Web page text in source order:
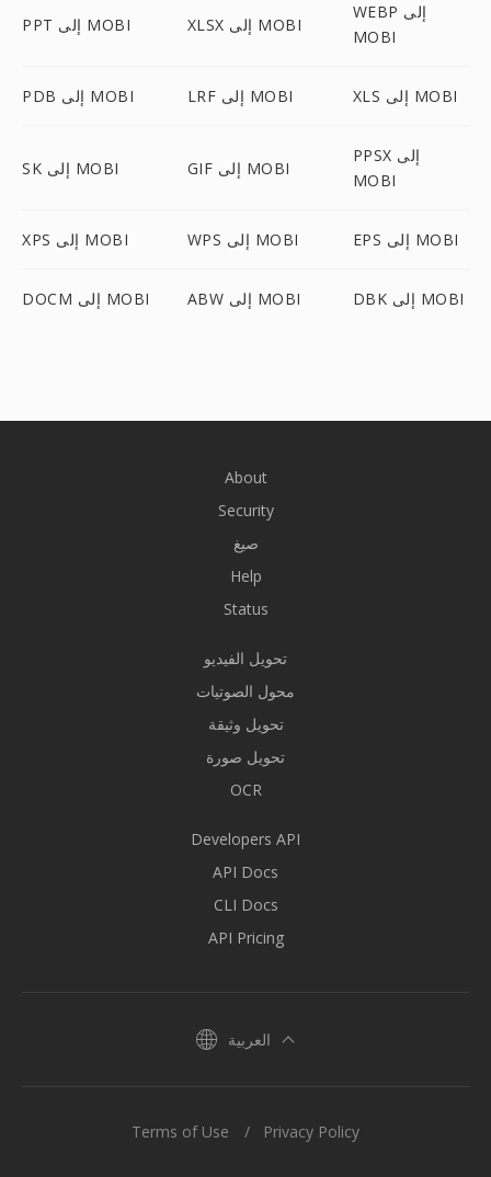
PPT إلى MOBI XLSX إلى MOBI
WEBP إلى
MOBI
PDB إلى MOBI LRF إلى MOBI XLS إلى MOBI
SK إلى MOBI GIF إلى MOBI
PPSX إلى
MOBI
XPS إلى MOBI WPS إلى MOBI EPS إلى MOBI
DOCM إلى MOBI ABW إلى MOBI DBK إلى MOBI
About
Security
صيغ
Help
Status
تحويل الفيديو
محول الصوتيات
تحويل وثيقة
تحويل صورة
OCR
Developers API
API Docs
CLI Docs
API Pricing
العربية
Terms of Use Privacy Policy